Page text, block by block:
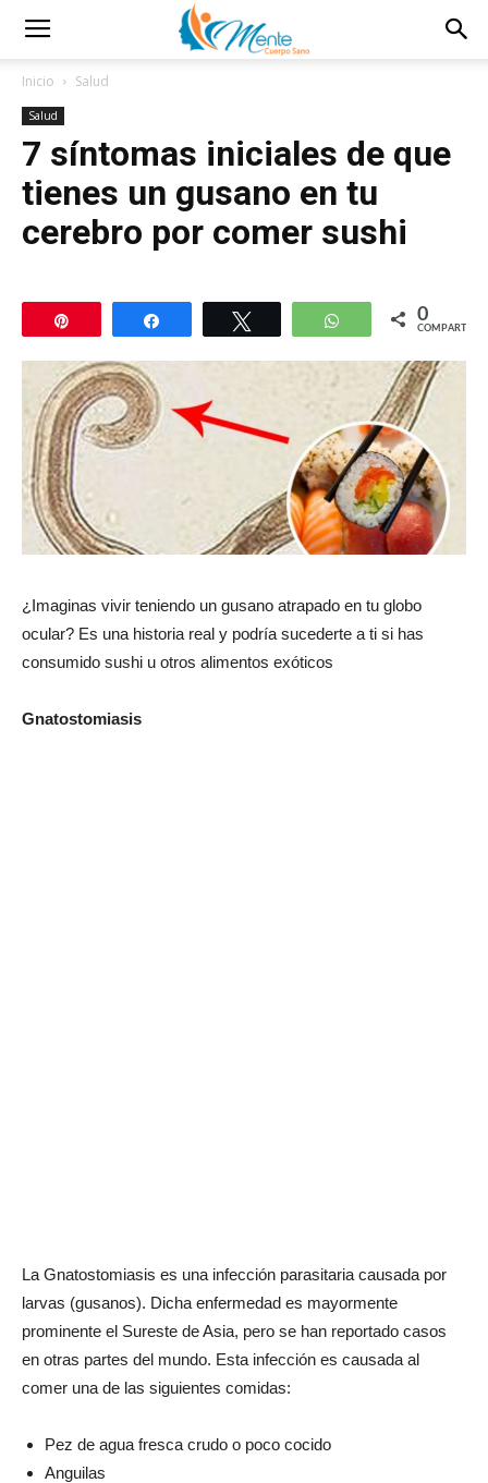
Inicio Salud
Salud
7 síntomas iniciales de que
tienes un gusano en tu
cerebro por comer sushi
Compartir WhatsApp
0
COMPARTIR
¿Imaginas vivir teniendo un gusano atrapado en tu globo
ocular? Es una historia real y podría sucederte a ti si has
consumido sushi u otros alimentos exóticos
Gnatostomiasis
La Gnatostomiasis es una infección parasitaria causada por
larvas (gusanos). Dicha enfermedad es mayormente
prominente el Sureste de Asia, pero se han reportado casos
en otras partes del mundo. Esta infección es causada al
comer una de las siguientes comidas:
Pez de agua fresca crudo o poco cocido
Anguilas